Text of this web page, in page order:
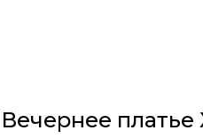
Вечернее платье